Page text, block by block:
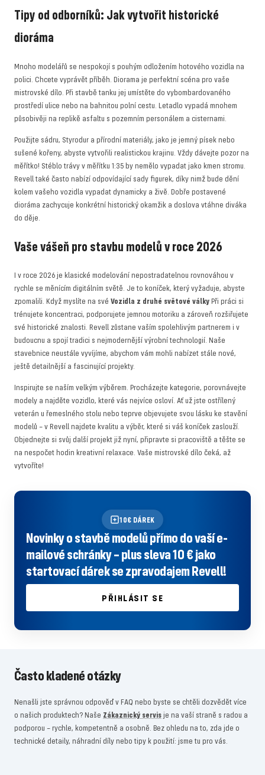
Tipy od odborníků: Jak vytvořit historické
dioráma
Mnoho modelářů se nespokojí s pouhým odložením hotového vozidla na
polici. Chcete vyprávět příběh. Diorama je perfektní scéna pro vaše
mistrovské dílo. Při stavbě tanku jej umístěte do vybombardovaného
prostředí ulice nebo na bahnitou polní cestu. Letadlo vypadá mnohem
působivěji na replikě asfaltu s pozemním personálem a cisternami.
Použijte sádru, Styrodur a přírodní materiály, jako je jemný písek nebo
sušené kořeny, abyste vytvořili realistickou krajinu. Vždy dávejte pozor na
měřítko! Stéblo trávy v měřítku 1:35 by nemělo vypadat jako kmen stromu.
Revell také často nabízí odpovídající sady figurek, díky nimž bude dění
kolem vašeho vozidla vypadat dynamicky a živě. Dobře postavené
dioráma zachycuje konkrétní historický okamžik a doslova vtáhne diváka
do děje.
Vaše vášeň pro stavbu modelů v roce 2026
I v roce 2026 je klasické modelování nepostradatelnou rovnováhou v
rychle se měnícím digitálním světě. Je to koníček, který vyžaduje, abyste
zpomalili. Když myslíte na své Vozidla z druhé světové války Při práci si
trénujete koncentraci, podporujete jemnou motoriku a zároveň rozšiřujete
své historické znalosti. Revell zůstane vaším spolehlivým partnerem i v
budoucnu a spojí tradici s nejmodernější výrobní technologií. Naše
stavebnice neustále vyvíjíme, abychom vám mohli nabízet stále nové,
ještě detailnější a fascinující projekty.
Inspirujte se naším velkým výběrem. Procházejte kategorie, porovnávejte
modely a najděte vozidlo, které vás nejvíce osloví. Ať už jste ostřílený
veterán u řemeslného stolu nebo teprve objevujete svou lásku ke stavění
modelů – v Revell najdete kvalitu a výběr, které si váš koníček zaslouží.
Objednejte si svůj další projekt již nyní, připravte si pracoviště a těšte se
na nespočet hodin kreativní relaxace. Vaše mistrovské dílo čeká, až
vytvoříte!
10€ DÁREK
Novinky o stavbě modelů přímo do vaší e-
mailové schránky – plus sleva 10 € jako
startovací dárek se zpravodajem Revell!
PŘIHLÁSIT SE
Často kladené otázky
Nenašli jste správnou odpověď v FAQ nebo byste se chtěli dozvědět více
o našich produktech? Naše Zákaznický servis je na vaší straně s radou a
podporou – rychle, kompetentně a osobně. Bez ohledu na to, zda jde o
technické detaily, náhradní díly nebo tipy k použití: jsme tu pro vás.